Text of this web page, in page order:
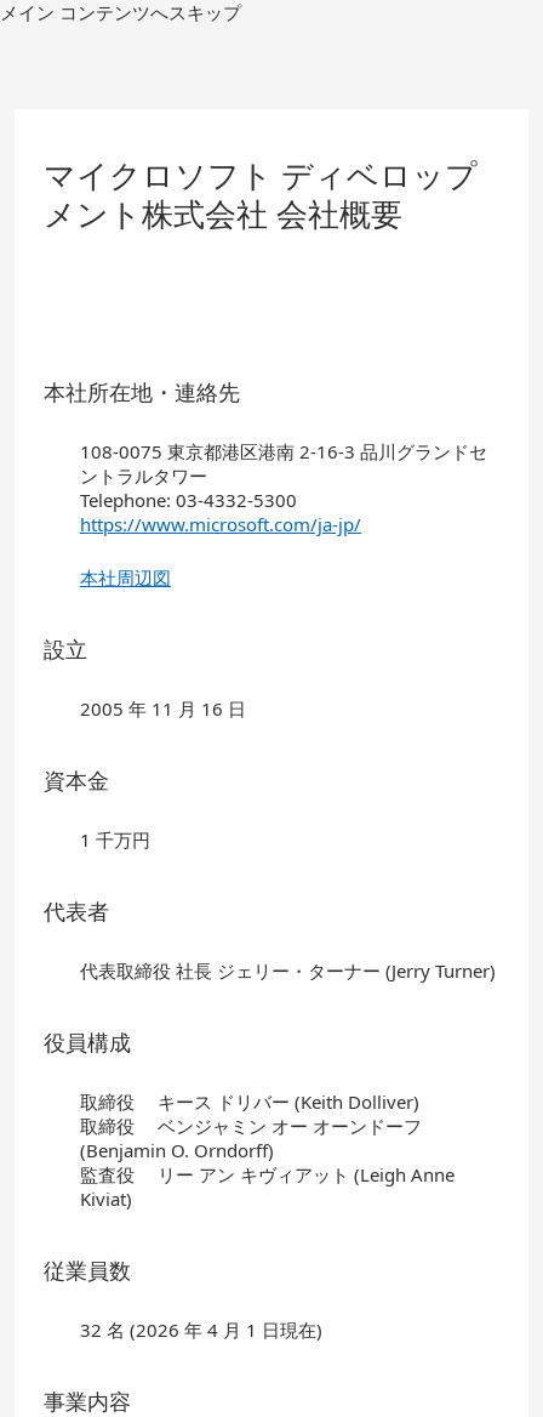
コ
メイン コンテンツへスキップ
マイクロソフト ディベロップ
メント株式会社 会社概要
本社所在地・連絡先
108-0075 東京都港区港南 2-16-3 品川グランドセ
ントラルタワー
Telephone: 03-4332-5300
https://www.microsoft.com/ja-jp/
本社周辺図
設立
2005 年 11 月 16 日
資本金
1 千万円
代表者
代表取締役 社長 ジェリー・ターナー (Jerry Turner)
役員構成
取締役 キース ドリバー (Keith Dolliver)
取締役 ベンジャミン オー オーンドーフ
(Benjamin O. Orndorff)
監査役 リー アン キヴィアット (Leigh Anne
Kiviat)
従業員数
32 名 (2026 年 4 月 1 日現在)
事業内容